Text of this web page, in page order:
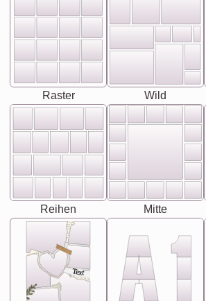
Raster Wild
Reihen Mitte
Text